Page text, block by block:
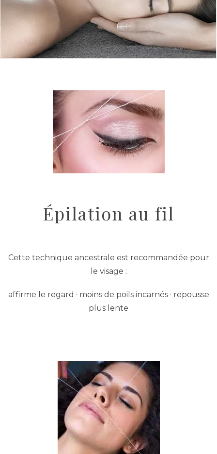
Épilation au fil
Cette technique ancestrale est recommandée pour
le visage :
affirme le regard · moins de poils incarnés · repousse
plus lente